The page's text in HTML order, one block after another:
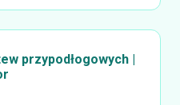
przypodłogowych |